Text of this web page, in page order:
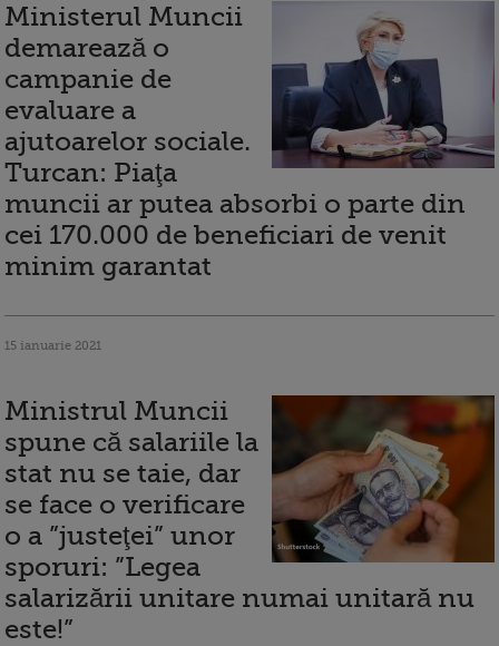
Ministerul Muncii
demarează o
campanie de
evaluare a
ajutoarelor sociale.
Turcan: Piaţa
muncii ar putea absorbi o parte din
cei 170.000 de beneficiari de venit
minim garantat
15 ianuarie 2021
Ministrul Muncii
spune că salariile la
stat nu se taie, dar
se face o verificare
o a ”justeţei” unor
sporuri: ”Legea
salarizării unitare numai unitară nu
este!”